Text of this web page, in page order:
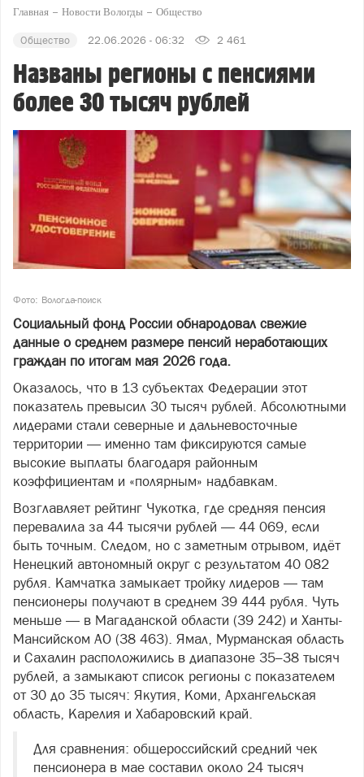
Главная Новости Вологды Общество
Общество 22.06.2026 - 06:32 2 461
Названы регионы с пенсиями
более 30 тысяч рублей
Фото: Вологда-поиск
Социальный фонд России обнародовал свежие
данные о среднем размере пенсий неработающих
граждан по итогам мая 2026 года.
Оказалось, что в 13 субъектах Федерации этот
показатель превысил 30 тысяч рублей. Абсолютными
лидерами стали северные и дальневосточные
территории — именно там фиксируются самые
высокие выплаты благодаря районным
коэффициентам и «полярным» надбавкам.
Возглавляет рейтинг Чукотка, где средняя пенсия
перевалила за 44 тысячи рублей — 44 069, если
быть точным. Следом, но с заметным отрывом, идёт
Ненецкий автономный округ с результатом 40 082
рубля. Камчатка замыкает тройку лидеров — там
пенсионеры получают в среднем 39 444 рубля. Чуть
меньше — в Магаданской области (39 242) и Ханты-
Мансийском АО (38 463). Ямал, Мурманская область
и Сахалин расположились в диапазоне 35–38 тысяч
рублей, а замыкают список регионы с показателем
от 30 до 35 тысяч: Якутия, Коми, Архангельская
область, Карелия и Хабаровский край.
Для сравнения: общероссийский средний чек
пенсионера в мае составил около 24 тысяч